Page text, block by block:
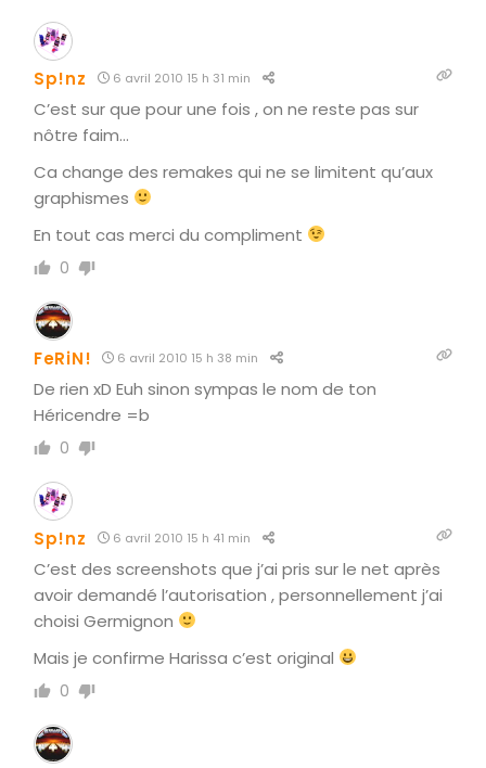
Sp!nz 6 avril 2010 15 h 31 min
C’est sur que pour une fois , on ne reste pas sur
nôtre faim…
Ca change des remakes qui ne se limitent qu’aux
graphismes
En tout cas merci du compliment
0
FeRiN! 6 avril 2010 15 h 38 min
De rien xD Euh sinon sympas le nom de ton
Héricendre =b
0
Sp!nz 6 avril 2010 15 h 41 min
C’est des screenshots que j’ai pris sur le net après
avoir demandé l’autorisation , personnellement j’ai
choisi Germignon
Mais je confirme Harissa c’est original
0